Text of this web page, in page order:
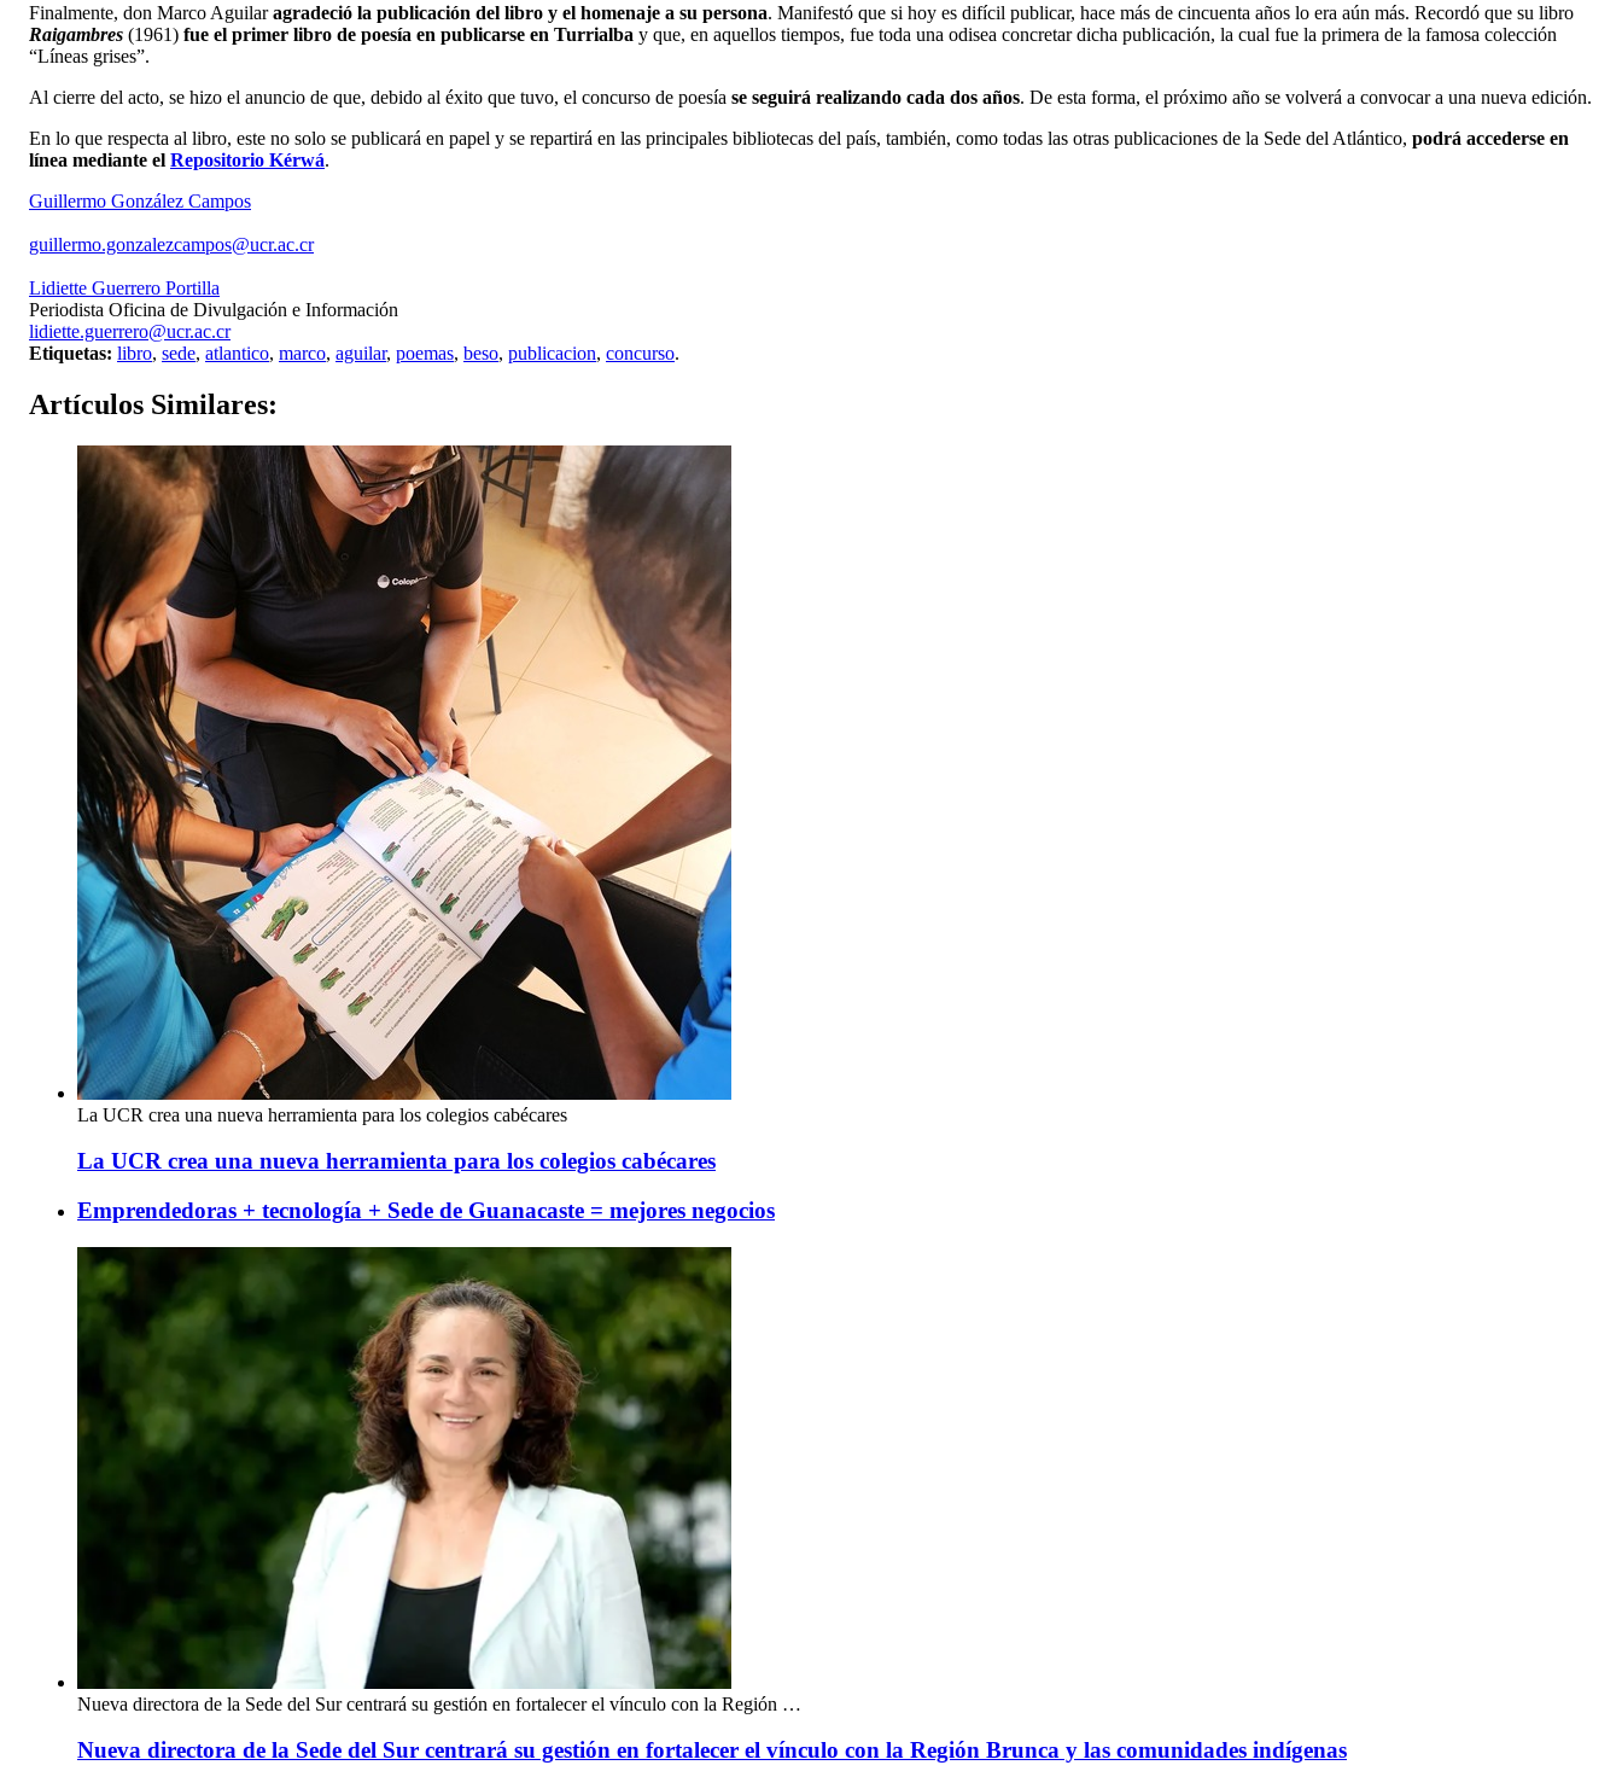
Finalmente, don Marco Aguilaragradeció la publicación del libro y el homenaje a su persona. Manifestó que si hoy es difícil publicar, hace más de cincuenta años lo era aún más. Recordó que su libro
Raigambres (1961) fue el primer libro de poesía en publicarse en Turrialba y que, en aquellos tiempos, fue toda una odisea concretar dicha publicación, la cual fue la primera de la famosa colección
“Líneas grises”.
Al cierre del acto, se hizo el anuncio de que, debido al éxito que tuvo, el concurso de poesía se seguirá realizando cada dos años. De esta forma, el próximo año se volverá a convocar a una nueva edición.
En lo que respecta al libro, este no solo se publicará en papel y se repartirá en las principales bibliotecas del país, también, como todas las otras publicaciones de la Sede del Atlántico, podrá accederse en
línea mediante el Repositorio Kérwá.
Guillermo González Campos
guillermo.gonzalezcampos@ucr.ac.cr
Lidiette Guerrero Portilla
Periodista Oficina de Divulgación e Información
lidiette.guerrero@ucr.ac.cr
Etiquetas: libro, sede, atlantico, marco, aguilar, poemas, beso, publicacion, concurso.
Artículos Similares:
La UCR crea una nueva herramienta para los colegios cabécares
La UCR crea una nueva herramienta para los colegios cabécares
Emprendedoras + tecnología + Sede de Guanacaste = mejores negocios
Nueva directora de la Sede del Sur centrará su gestión en fortalecer el vínculo con la Región …
Nueva directora de la Sede del Sur centrará su gestión en fortalecer el vínculo con la Región Brunca y las comunidades indígenas